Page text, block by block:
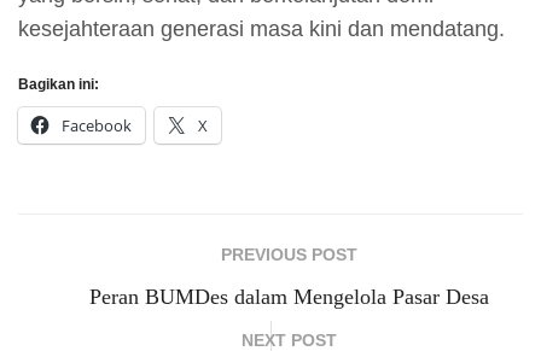
kesejahteraan generasi masa kini dan mendatang.
Bagikan ini:
Facebook X
PREVIOUS POST
Peran BUMDes dalam Mengelola Pasar Desa
NEXT POST